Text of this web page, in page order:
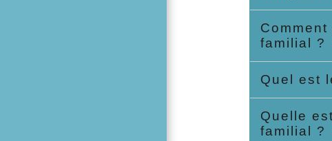
familial ?
Quel est
Quelle
familial ?